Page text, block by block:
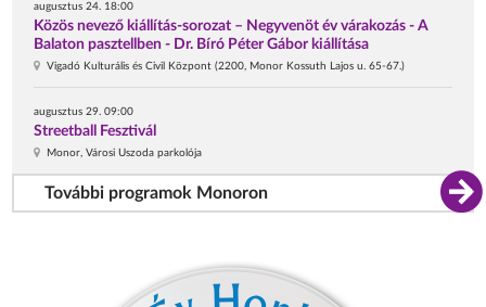
augusztus 24. 18:00
Közös nevező kiállítás-sorozat – Negyvenöt év várakozás - A
Balaton pasztellben - Dr. Bíró Péter Gábor kiállítása
Vigadó Kulturális és Civil Központ (2200, Monor Kossuth Lajos u. 65-67.)
augusztus 29. 09:00
Streetball Fesztivál
Monor, Városi Uszoda parkolója
További programok Monoron